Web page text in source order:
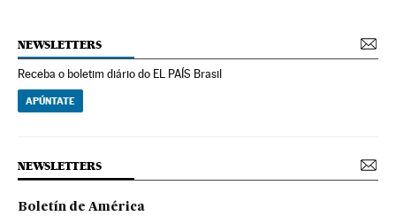
NEWSLETTERS
Receba o boletim diário do EL PAÍS Brasil
APÚNTATE
NEWSLETTERS
Boletín de América